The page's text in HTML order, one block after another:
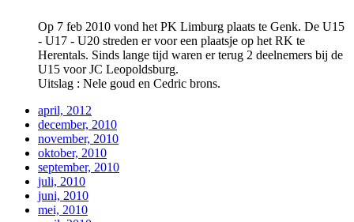
Op 7 feb 2010 vond het PK Limburg plaats te Genk. De U15
- U17 - U20 streden er voor een plaatsje op het RK te
Herentals. Sinds lange tijd waren er terug 2 deelnemers bij de
U15 voor JC Leopoldsburg.
Uitslag : Nele goud en Cedric brons.
april, 2012
december, 2010
november, 2010
oktober, 2010
september, 2010
juli, 2010
juni, 2010
mei, 2010